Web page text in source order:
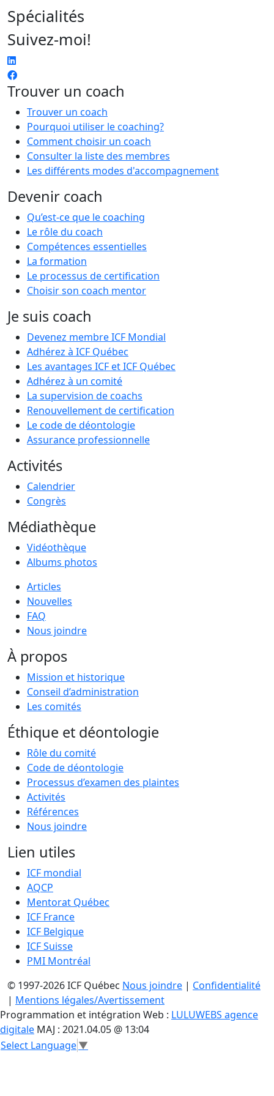
Spécialités
Suivez-moi!
Trouver un coach
Trouver un coach
Pourquoi utiliser le coaching?
Comment choisir un coach
Consulter la liste des membres
Les différents modes d'accompagnement
Devenir coach
Qu’est-ce que le coaching
Le rôle du coach
Compétences essentielles
La formation
Le processus de certification
Choisir son coach mentor
Je suis coach
Devenez membre ICF Mondial
Adhérez à ICF Québec
Les avantages ICF et ICF Québec
Adhérez à un comité
La supervision de coachs
Renouvellement de certification
Le code de déontologie
Assurance professionnelle
Activités
Calendrier
Congrès
Médiathèque
Vidéothèque
Albums photos
Articles
Nouvelles
FAQ
Nous joindre
À propos
Mission et historique
Conseil d’administration
Les comités
Éthique et déontologie
Rôle du comité
Code de déontologie
Processus d’examen des plaintes
Activités
Références
Nous joindre
Lien utiles
ICF mondial
AQCP
Mentorat Québec
ICF France
ICF Belgique
ICF Suisse
PMI Montréal
© 1997-2026 ICF Québec Nous joindre | Confidentialité
| Mentions légales/Avertissement
Programmation et intégration Web : LULUWEBS agence
digitale MAJ : 2021.04.05 @ 13:04
Select Language▼